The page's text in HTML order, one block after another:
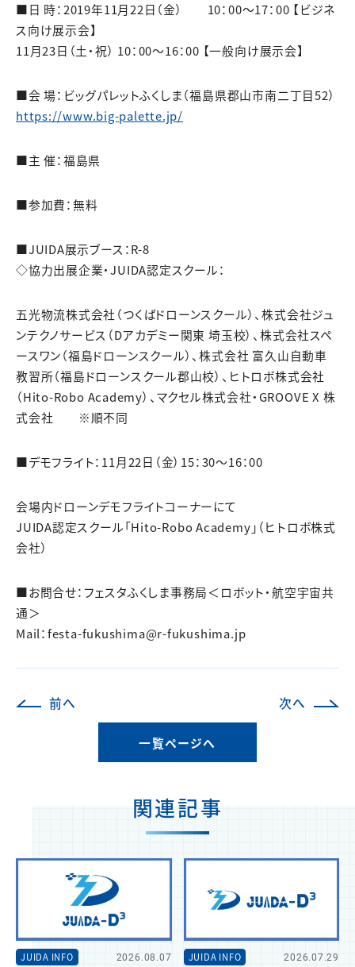
■日 時：2019年11月22日（金） 10：00～17：00 【ビジネ
ス向け展示会】
11月23日（土・祝） 10：00～16：00 【一般向け展示会】
■会 場：ビッグパレットふくしま（福島県郡山市南二丁目52）
https://www.big-palette.jp/
■主 催：福島県
■参加費：無料
■JUIDA展示ブース：R-8
◇協力出展企業・JUIDA認定スクール：
五光物流株式会社（つくばドローンスクール）、株式会社ジュ
ンテクノサービス（Dアカデミー関東 埼玉校）、株式会社スペ
ースワン（福島ドローンスクール）、株式会社 富久山自動車
教習所（福島ドローンスクール郡山校）、ヒトロボ株式会社
（Hito-Robo Academy）、マクセル株式会社・GROOVE X 株
式会社 ※順不同
■デモフライト：11月22日（金）15：30～16：00
会場内ドローンデモフライトコーナーにて
JUIDA認定スクール「Hito-Robo Academy」（ヒトロボ株式
会社）
■お問合せ：フェスタふくしま事務局＜ロボット・航空宇宙共
通＞
Mail：festa-fukushima@r-fukushima.jp
前へ 次へ
一覧ページへ
関連記事
JUIDA INFO 2026.08.07 JUIDA INFO 2026.07.29